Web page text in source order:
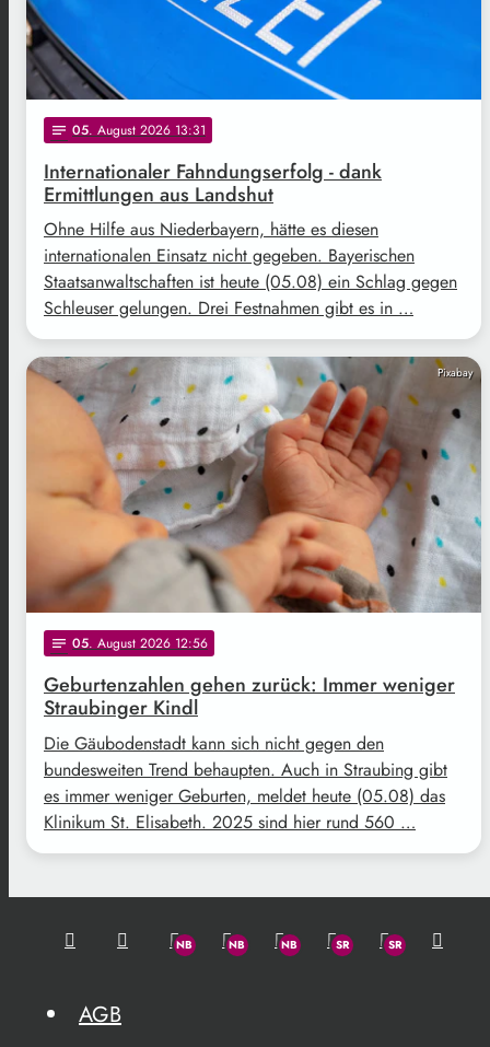
notes 05. August 2026 13:31
Internationaler Fahndungserfolg - dank
Ermittlungen aus Landshut
Ohne Hilfe aus Niederbayern, hätte es diesen
internationalen Einsatz nicht gegeben. Bayerischen
Staatsanwaltschaften ist heute (05.08) ein Schlag gegen
Schleuser gelungen. Drei Festnahmen gibt es in …
Pixabay
notes 05. August 2026 12:56
Geburtenzahlen gehen zurück: Immer weniger
Straubinger Kindl
Die Gäubodenstadt kann sich nicht gegen den
bundesweiten Trend behaupten. Auch in Straubing gibt
es immer weniger Geburten, meldet heute (05.08) das
Klinikum St. Elisabeth. 2025 sind hier rund 560 …
AGB